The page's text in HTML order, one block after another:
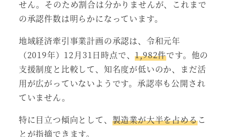
せん。そのため割合は分かりませんが、これまで
の承認件数は明らかになっています。
地域経済牽引事業計画の承認は、令和元年
（2019年）12月31日時点で、1,982件です。他の
支援制度と比較して、知名度が低いのか、まだ活
用が広がっていないようです。承認率も公開され
ていません。
特に目立つ傾向として、 製造業が大半を占めるこ
とが指摘できます。